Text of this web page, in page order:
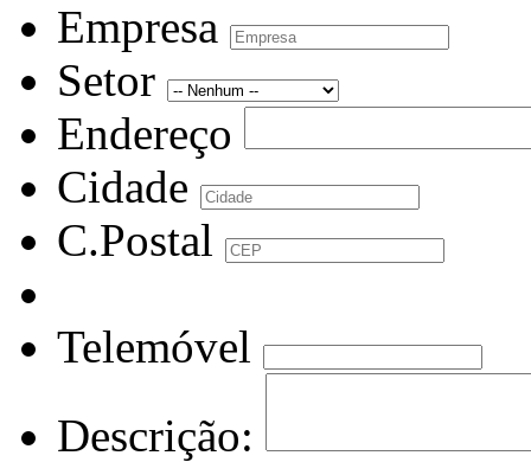
Empresa
Setor
Endereço
Cidade
C.Postal
Telemóvel
Descrição: